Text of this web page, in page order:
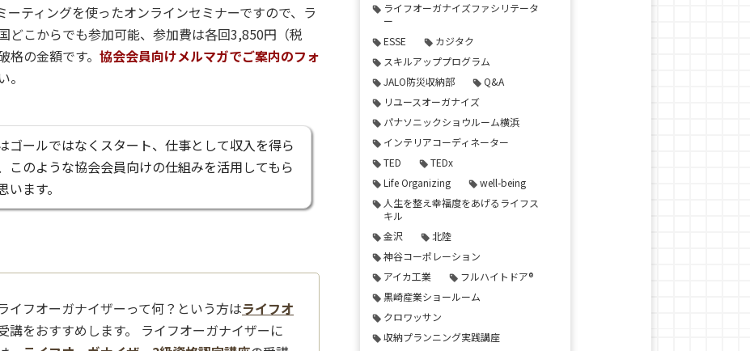
ティングを使ったオンラインセミナーですので、ラ
どこからでも参加可能、参加費は各回3,850円（税
の金額です。 協会会員向けメルマガでご案内のフォ
ゴールではなくスタート、仕事として収入を得ら
このような協会会員向けの仕組みを活用してもら
います。
イフオーガナイザーって何？という方はライフオ
講をおすすめします。 ライフオーガナイザーに
ライフオーガナイズファシリテータ
ー
ESSE
カジタク
スキルアッププログラム
JALO防災収納部
Q&A
リユースオーガナイズ
パナソニックショウルーム横浜
インテリアコーディネーター
TED
TEDx
Life Organizing
well-being
人生を整え幸福度をあげるライフス
キル
金沢
北陸
神谷コーポレーション
アイカ工業
フルハイトドア®
黒崎産業ショールーム
クロワッサン
収納プランニング実践講座